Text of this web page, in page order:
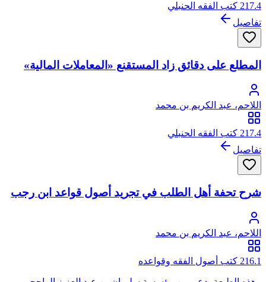
217.4 كتب الفقه الحنبلي
تفاصيل
المطلع على دقائق زاد المستقنع «المعاملات المالية»
اللاحم، عبد الكريم بن محمد
217.4 كتب الفقه الحنبلي
تفاصيل
شرح تحفة أهل الطلب في تجريد أصول قواعد ابن رجب
اللاحم، عبد الكريم بن محمد
216.1 كتب أصول الفقه وقواعده